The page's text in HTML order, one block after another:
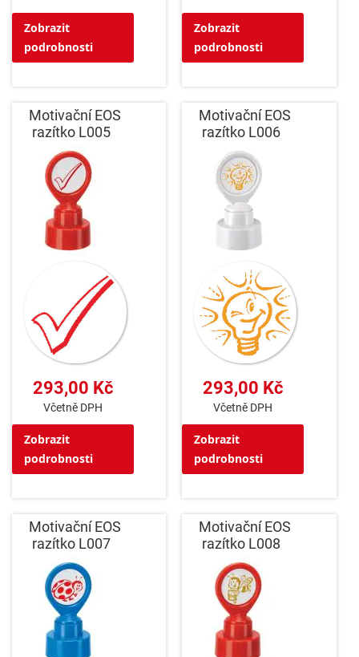
Zobrazit
podrobnosti
Zobrazit
podrobnosti
Motivační EOS
razítko L005
293,00 Kč
Včetně DPH
Zobrazit
podrobnosti
Motivační EOS
razítko L006
293,00 Kč
Včetně DPH
Zobrazit
podrobnosti
Motivační EOS
razítko L007
Motivační EOS
razítko L008